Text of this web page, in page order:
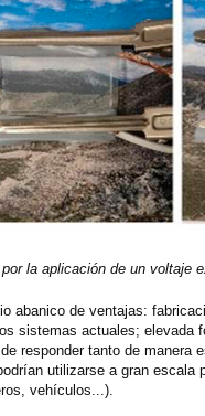
la aplicación de un voltaje
abanico de ventajas:
sistemas actuales; elevada
responder tanto de manera
utilizarse a gran escala
vehículos...).